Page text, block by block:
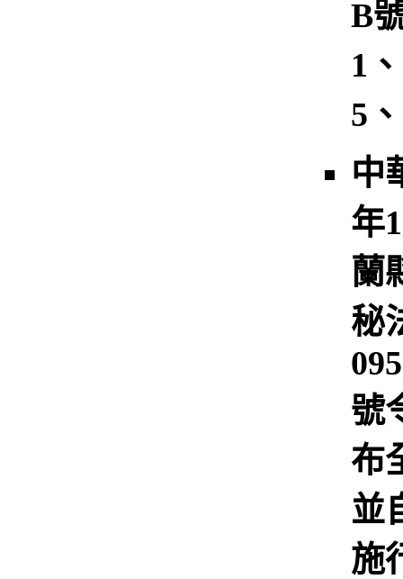
B
1
5
中
年
蘭
秘
號
布
並
施